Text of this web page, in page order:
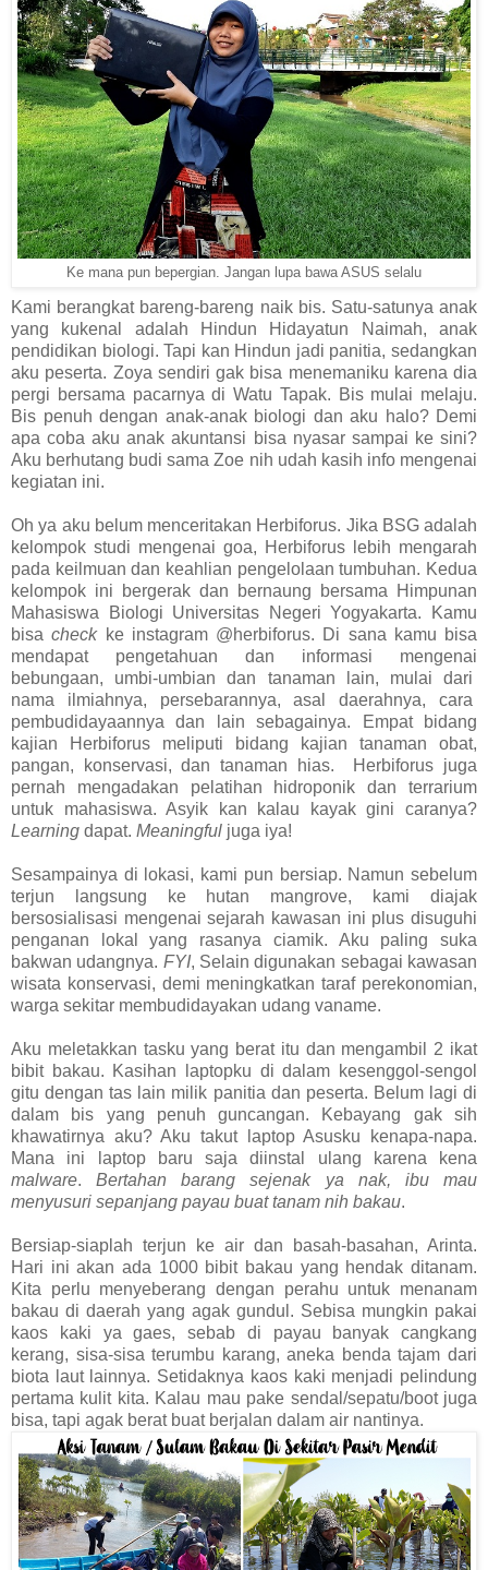
Ke mana pun bepergian. Jangan lupa bawa ASUS selalu
Kami berangkat bareng-bareng naik bis. Satu-satunya anak
yang kukenal adalah Hindun Hidayatun Naimah, anak
pendidikan biologi. Tapi kan Hindun jadi panitia, sedangkan
aku peserta. Zoya sendiri gak bisa menemaniku karena dia
pergi bersama pacarnya di Watu Tapak. Bis mulai melaju.
Bis penuh dengan anak-anak biologi dan aku halo? Demi
apa coba aku anak akuntansi bisa nyasar sampai ke sini?
Aku berhutang budi sama Zoe nih udah kasih info mengenai
kegiatan ini.
Oh ya aku belum menceritakan Herbiforus. Jika BSG adalah
kelompok studi mengenai goa, Herbiforus lebih mengarah
pada keilmuan dan keahlian pengelolaan tumbuhan. Kedua
kelompok ini bergerak dan bernaung bersama Himpunan
Mahasiswa Biologi Universitas Negeri Yogyakarta. Kamu
bisacheckke instagram @herbiforus. Di sana kamu bisa
mendapat pengetahuan dan informasi mengenai
bebungaan, umbi-umbian dan tanaman lain, mulai dari
nama ilmiahnya, persebarannya, asal daerahnya, cara
pembudidayaannya dan lain sebagainya. Empat bidang
kajian Herbiforus meliputi bidang kajian tanaman obat,
pangan, konservasi, dan tanaman hias. Herbiforus juga
pernah mengadakan pelatihan hidroponik dan terrarium
untuk mahasiswa. Asyik kan kalau kayak gini caranya?
Learning dapat. Meaningful juga iya!
Sesampainya di lokasi, kami pun bersiap. Namun sebelum
terjun langsung ke hutan mangrove, kami diajak
bersosialisasi mengenai sejarah kawasan ini plus disuguhi
penganan lokal yang rasanya ciamik. Aku paling suka
bakwan udangnya. FYI, Selain digunakan sebagai kawasan
wisata konservasi, demi meningkatkan taraf perekonomian,
warga sekitar membudidayakan udang vaname.
Aku meletakkan tasku yang berat itu dan mengambil 2 ikat
bibit bakau. Kasihan laptopku di dalam kesenggol-sengol
gitu dengan tas lain milik panitia dan peserta. Belum lagi di
dalam bis yang penuh guncangan. Kebayang gak sih
khawatirnya aku? Aku takut laptop Asusku kenapa-napa.
Mana ini laptop baru saja diinstal ulang karena kena
malware.Bertahan barang sejenak ya nak, ibu mau
menyusuri sepanjang payau buat tanam nih bakau.
Bersiap-siaplah terjun ke air dan basah-basahan, Arinta.
Hari ini akan ada 1000 bibit bakau yang hendak ditanam.
Kita perlu menyeberang dengan perahu untuk menanam
bakau di daerah yang agak gundul. Sebisa mungkin pakai
kaos kaki ya gaes, sebab di payau banyak cangkang
kerang, sisa-sisa terumbu karang, aneka benda tajam dari
biota laut lainnya. Setidaknya kaos kaki menjadi pelindung
pertama kulit kita. Kalau mau pake sendal/sepatu/boot juga
bisa, tapi agak berat buat berjalan dalam air nantinya.